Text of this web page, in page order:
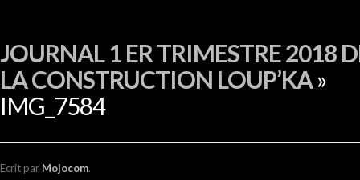
JOURNAL 1 ER TRIMESTRE 2018
LA CONSTRUCTION LOUP’KA»
IMG_7584
Ecrit par Mojocom.